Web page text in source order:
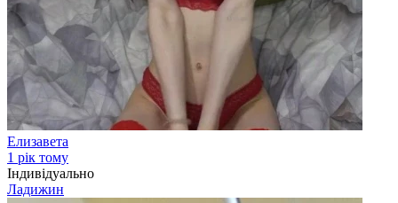
Елизавета
1 рік тому
Індивідуально
Ладижин